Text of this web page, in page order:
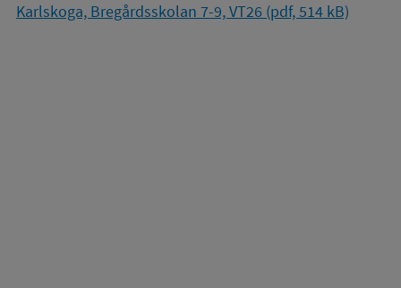
Karlskoga, Bregårdsskolan 7-9, VT26 (pdf, 514 kB)